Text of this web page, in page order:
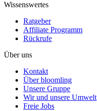
Wissenswertes
Ratgeber
Affiliate Programm
Rückrufe
Über uns
Kontakt
Über bloomling
Unsere Gruppe
Wir und unsere Umwelt
Freie Jobs